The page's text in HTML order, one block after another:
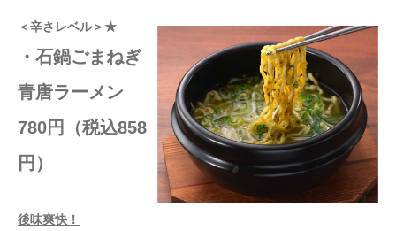
＜辛さレベル＞★
・石鍋ごまねぎ
青唐ラーメン
780円（税込858
円）
後味爽快！